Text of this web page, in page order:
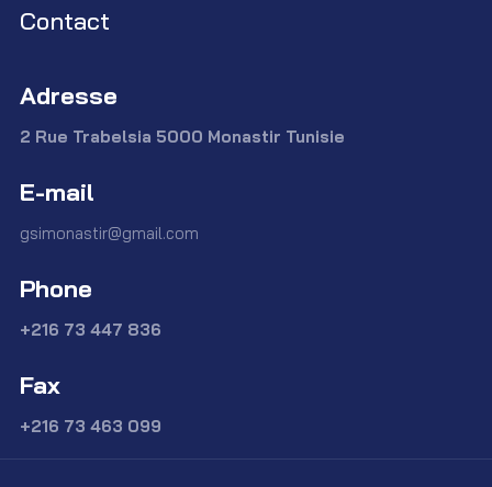
Contact
Adresse
2 Rue Trabelsia 5000 Monastir Tunisie
E-mail
gsimonastir@gmail.com
Phone
+216 73 447 836
Fax
+216 73 463 099